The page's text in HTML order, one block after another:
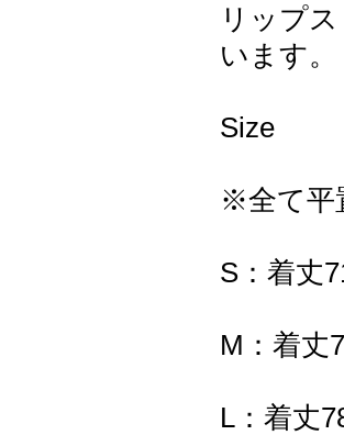
リップ
います。
Size
※全て平
S：着丈
M：着丈
L：着丈